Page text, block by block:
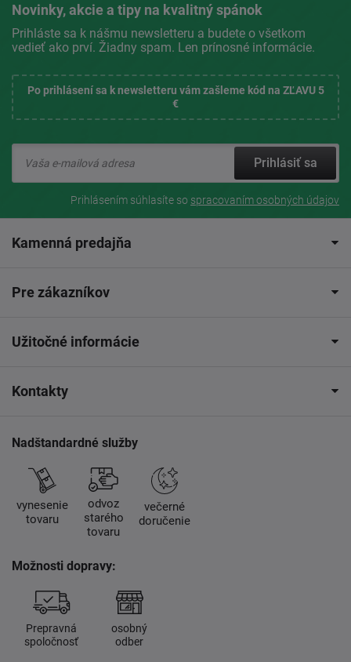
Novinky, akcie a tipy na kvalitný spánok
Prihláste sa k nášmu newsletteru a budete o všetkom
vedieť ako prví. Žiadny spam. Len prínosné informácie.
Po prihlásení sa k newsletteru vám zašleme kód na ZĽAVU 5
€
Prihlásiť sa
Prihlásením súhlasíte so spracovaním osobných údajov
Kamenná predajňa
Pre zákazníkov
Užitočné informácie
Kontakty
Nadštandardné služby
vynesenie
tovaru
odvoz
starého
tovaru
večerné
doručenie
Možnosti dopravy:
Prepravná
spoločnosť
osobný
odber